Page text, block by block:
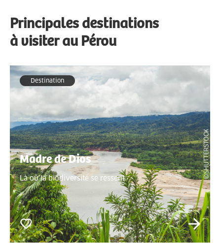
Principales destinations
à visiter au Pérou
Destination
Madre de Dios
Là où la biodiversité se ressent